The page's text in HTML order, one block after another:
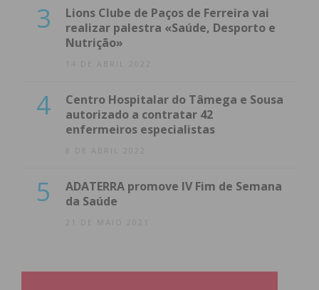
3
Lions Clube de Paços de Ferreira vai
realizar palestra «Saúde, Desporto e
Nutrição»
14 DE ABRIL 2022
4
Centro Hospitalar do Tâmega e Sousa
autorizado a contratar 42
enfermeiros especialistas
8 DE ABRIL 2022
5
ADATERRA promove IV Fim de Semana
da Saúde
21 DE MAIO 2021